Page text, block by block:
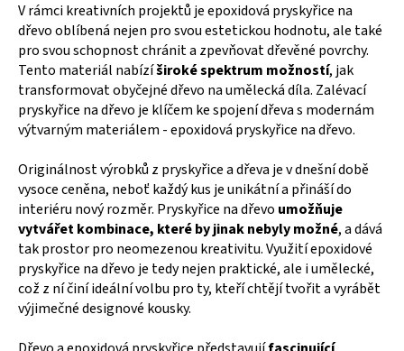
V rámci kreativních projektů je epoxidová pryskyřice na
dřevo oblíbená nejen pro svou estetickou hodnotu, ale také
pro svou schopnost chránit a zpevňovat dřevěné povrchy.
Tento materiál nabízíširoké spektrum možností, jak
transformovat obyčejné dřevo na umělecká díla. Zalévací
pryskyřice na dřevo je klíčem ke spojení dřeva s modernám
výtvarným materiálem - epoxidová pryskyřice na dřevo.
Originálnost výrobků z pryskyřice a dřeva je v dnešní době
vysoce ceněna, neboť každý kus je unikátní a přináší do
interiéru nový rozměr. Pryskyřice na dřevo umožňuje
vytvářet kombinace, které by jinak nebyly možné, a dává
tak prostor pro neomezenou kreativitu. Využití epoxidové
pryskyřice na dřevo je tedy nejen praktické, ale i umělecké,
což z ní činí ideální volbu pro ty, kteří chtějí tvořit a vyrábět
výjimečné designové kousky.